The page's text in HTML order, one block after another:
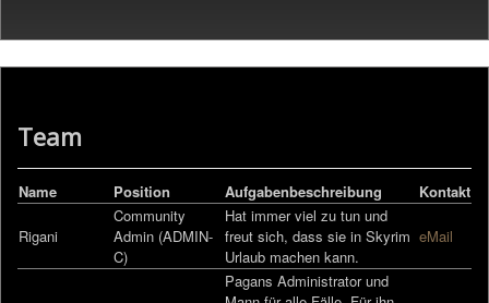
Team
Name Position Aufgabenbeschreibung Kontakt
Rigani
Community
Admin (ADMIN-
C)
Hat immer viel zu tun und
freut sich, dass sie in Skyrim
Urlaub machen kann.
eMail
Pagans Administrator und